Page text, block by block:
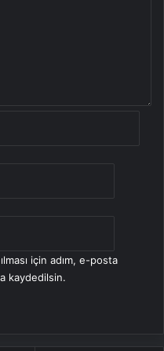
için adım, e-posta
kaydedilsin.